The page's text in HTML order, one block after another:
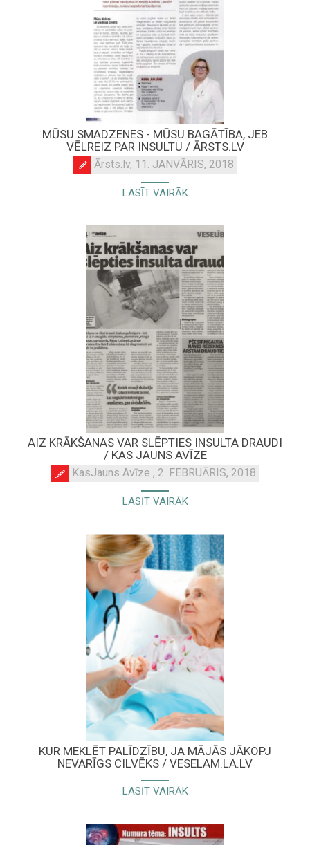
MŪSU SMADZENES - MŪSU BAGĀTĪBA, JEB
VĒLREIZ PAR INSULTU / ĀRSTS.LV
Ārsts.lv, 11. JANVĀRIS, 2018
LASĪT VAIRĀK
AIZ KRĀKŠANAS VAR SLĒPTIES INSULTA DRAUDI
/ KAS JAUNS AVĪZE
KasJauns Avīze , 2. FEBRUĀRIS, 2018
LASĪT VAIRĀK
KUR MEKLĒT PALĪDZĪBU, JA MĀJĀS JĀKOPJ
NEVARĪGS CILVĒKS / VESELAM.LA.LV
LASĪT VAIRĀK